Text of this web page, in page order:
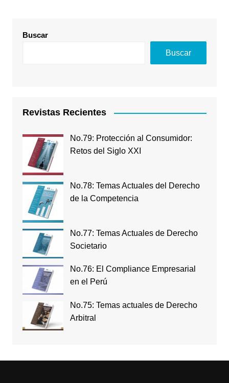
Buscar
Buscar
Revistas Recientes
No.79: Protección al Consumidor:
Retos del Siglo XXI
No.78: Temas Actuales del Derecho
de la Competencia
No.77: Temas Actuales de Derecho
Societario
No.76: El Compliance Empresarial
en el Perú
No.75: Temas actuales de Derecho
Arbitral